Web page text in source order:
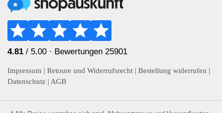
4.81 / 5.00 · Bewertungen 25901
Impressum | Retoure und Widerrufsrecht | Bestellung widerrufen |
Datenschutz | AGB